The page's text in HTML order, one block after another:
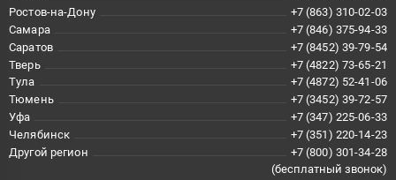
Ростов-на-Дону
+7 (863) 310-02-03
Самара
+7 (846) 375-94-33
Саратов
+7 (8452) 39-79-54
Тверь
+7 (4822) 73-65-21
Тула
+7 (4872) 52-41-06
Тюмень
+7 (3452) 39-72-57
Уфа
+7 (347) 225-06-33
Челябинск
+7 (351) 220-14-23
Другой регион
+7 (800) 301-34-28
(бесплатный звонок)